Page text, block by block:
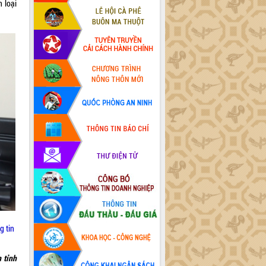
loại
tin
tỉnh